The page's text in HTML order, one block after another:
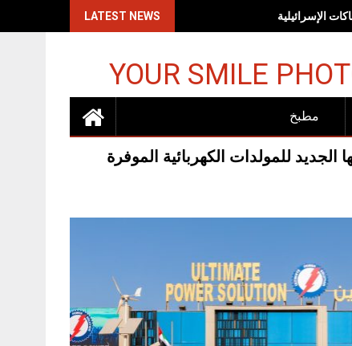
LATEST NEWS الإسرائيلية
YOUR SMILE
مطبخ
للمولدات الكهربائية الموفرة